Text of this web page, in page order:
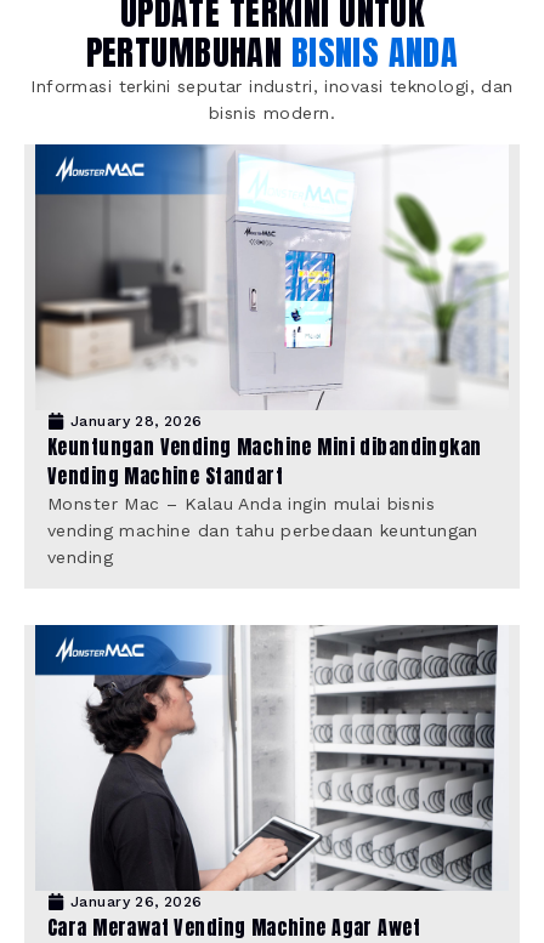
UPDATE TERKINI UNTUK
PERTUMBUHAN BISNIS ANDA
Informasi terkini seputar industri, inovasi teknologi, dan
bisnis modern.
January 28, 2026
Keuntungan Vending Machine Mini dibandingkan
Vending Machine Standart
Monster Mac – Kalau Anda ingin mulai bisnis
vending machine dan tahu perbedaan keuntungan
vending
January 26, 2026
Cara Merawat Vending Machine Agar Awet